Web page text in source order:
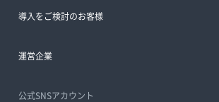
導入をご検討のお客様
運営企業
公式SNSアカウント